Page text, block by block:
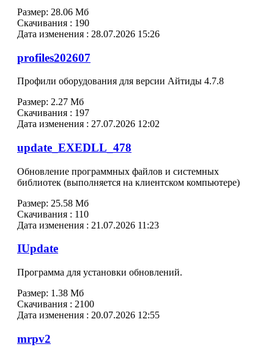
Размер: 28.06 Мб
Скачивания : 190
Дата изменения : 28.07.2026 15:26
profiles202607
Профили оборудования для версии Айтиды 4.7.8
Размер: 2.27 Мб
Скачивания : 197
Дата изменения : 27.07.2026 12:02
update_EXEDLL_478
Обновление программных файлов и системных
библиотек (выполняется на клиентском компьютере)
Размер: 25.58 Мб
Скачивания : 110
Дата изменения : 21.07.2026 11:23
IUpdate
Программа для установки обновлений.
Размер: 1.38 Мб
Скачивания : 2100
Дата изменения : 20.07.2026 12:55
mrpv2